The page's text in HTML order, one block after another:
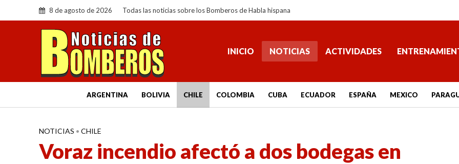
8 de agosto de 2026 Todas las noticias sobre los Bomberos de Habla hispana
INICIO NOTICIAS ACTIVIDADES
ARGENTINA BOLIVIA CHILE COLOMBIA CUBA ECUADOR ESPAÑA MEXICO
NOTICIAS • CHILE
Voraz incendio afectó a dos bodegas en